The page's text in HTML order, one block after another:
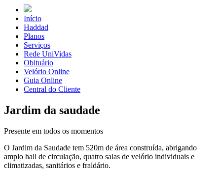
Início
Haddad
Planos
Serviços
Rede UniVidas
Obituário
Velório Online
Guia Online
Central do Cliente
Jardim da saudade
Presente em todos os momentos
O Jardim da Saudade tem 520m de área construída, abrigando
amplo hall de circulação, quatro salas de velório individuais e
climatizadas, sanitários e fraldário.